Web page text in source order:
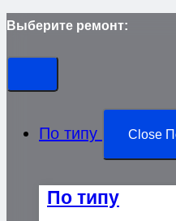
Выберите ремонт:
По типу Close
По типу